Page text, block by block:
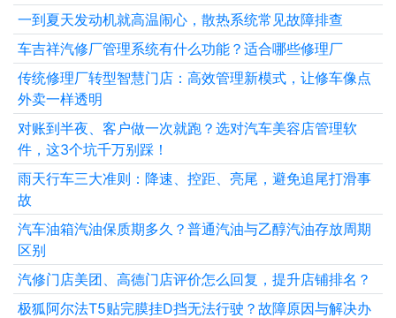
一到夏天发动机就高温闹心，散热系统常见故障排查
车吉祥汽修厂管理系统有什么功能？适合哪些修理厂
传统修理厂转型智慧门店：高效管理新模式，让修车像点
外卖一样透明
对账到半夜、客户做一次就跑？选对汽车美容店管理软
件，这3个坑千万别踩！
雨天行车三大准则：降速、控距、亮尾，避免追尾打滑事
故
汽车油箱汽油保质期多久？普通汽油与乙醇汽油存放周期
区别
汽修门店美团、高德门店评价怎么回复，提升店铺排名？
极狐阿尔法T5贴完膜挂D挡无法行驶？故障原因与解决办